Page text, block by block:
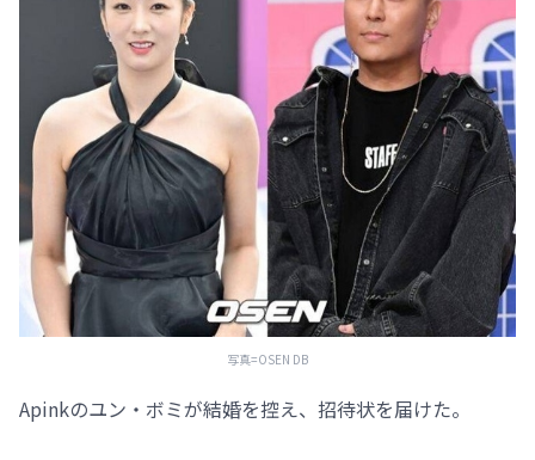
写真=OSEN DB
Apinkのユン・ボミが結婚を控え、招待状を届けた。